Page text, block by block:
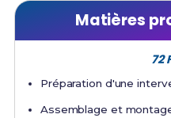
Matières
72
Préparation d'une
Assemblage et